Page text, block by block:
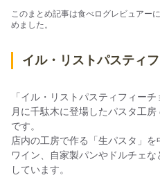
このまとめ記事は食べログレビュアー
めました。
イル・リストパスティ
「イル・リストパスティフィー
月に千駄木に登場したパスタ工
です。
店内の工房で作る「生パスタ」
ワイン、自家製パンやドルチェ
しています。